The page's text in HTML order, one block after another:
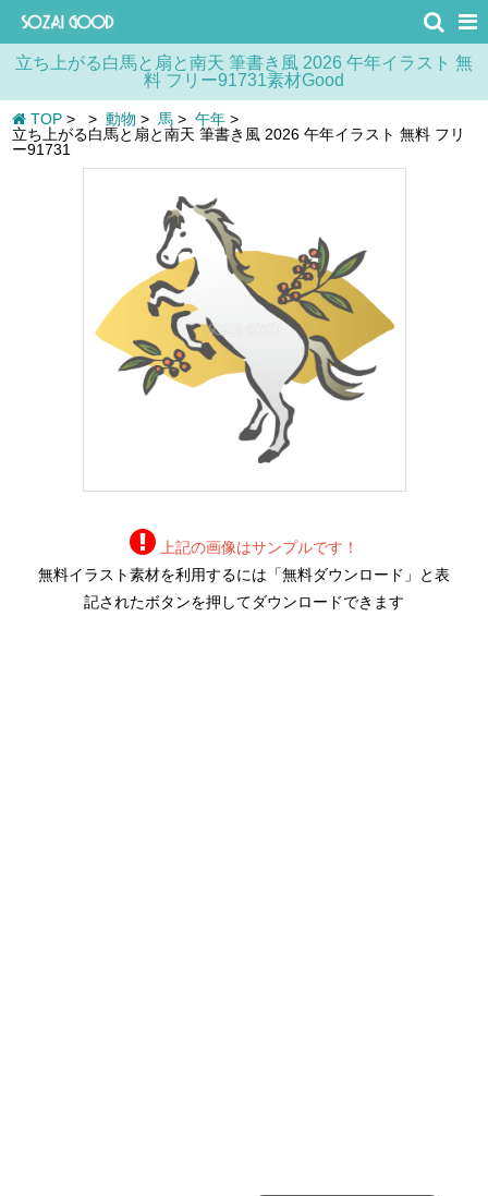
立ち上がる白馬と扇と南天 筆書き風 2026 午年イラスト 無
料 フリー91731素材Good
TOP > > 動物 > 馬 > 午年 >
立ち上がる白馬と扇と南天 筆書き風 2026 午年イラスト 無料 フリ
ー91731
上記の画像はサンプルです！
無料イラスト素材を利用するには「無料ダウンロード」と表
記されたボタンを押してダウンロードできます